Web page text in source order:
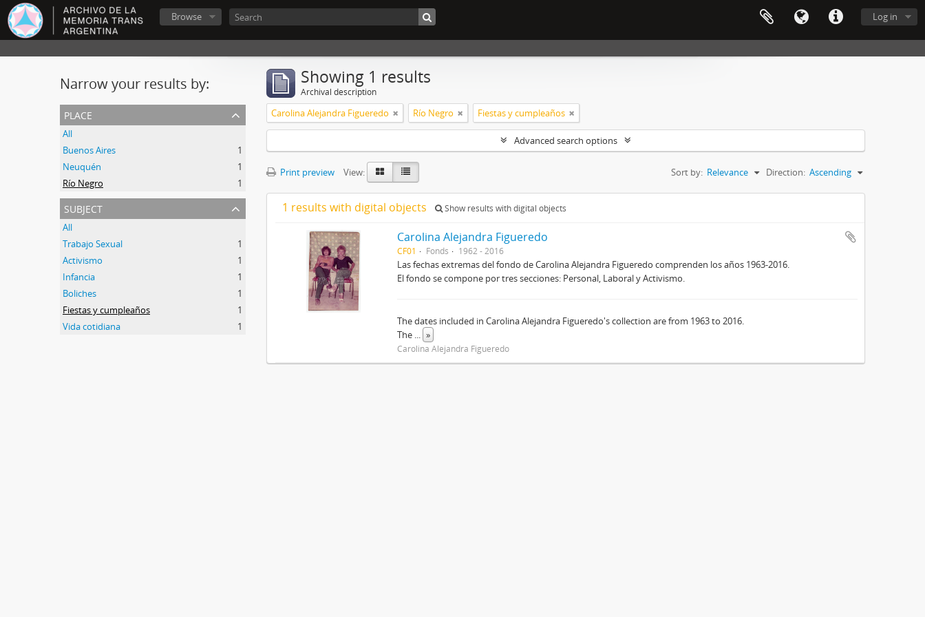
Log in
Browse
Narrow your results by:
place
All
Buenos Aires
1
Neuquén
1
Río Negro
1
subject
All
Trabajo Sexual
1
Activismo
1
Infancia
1
Boliches
1
Fiestas y cumpleaños
1
Vida cotidiana
1
Showing 1 results
Archival description
Carolina Alejandra Figueredo Río Negro Fiestas y cumpleaños
Advanced search options
Print preview View: Sort by: Relevance Direction: Ascending
1 results with digital objects Show results with digital objects
Carolina Alejandra Figueredo
CF01 Fonds 1962 - 2016
Las fechas extremas del fondo de Carolina Alejandra Figueredo comprenden los años 1963-2016.
El fondo se compone por tres secciones: Personal, Laboral y Activismo.
The dates included in Carolina Alejandra Figueredo's collection are from 1963 to 2016.
The ... »
Carolina Alejandra Figueredo